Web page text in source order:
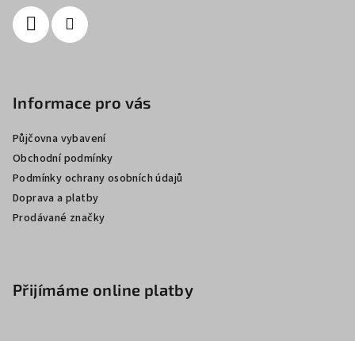
Informace pro vás
Půjčovna vybavení
Obchodní podmínky
Podmínky ochrany osobních údajů
Doprava a platby
Prodávané značky
Přijímáme online platby